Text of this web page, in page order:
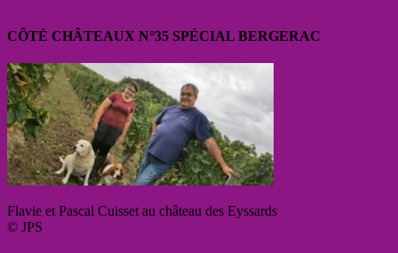
CÔTÉ CHÂTEAUX N°35 SPÉCIAL BERGERAC
Flavie et Pascal Cuisset au château des Eyssards
© JPS